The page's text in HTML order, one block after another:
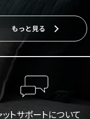
もっと見る
ットサポートについて